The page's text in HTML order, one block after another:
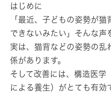
はじめに
「最近、子どもの姿勢が
できないみたい」そんな声
実は、猫背などの姿勢の乱
係があります。
そして改善には、構造医学
による養生）がとても有効